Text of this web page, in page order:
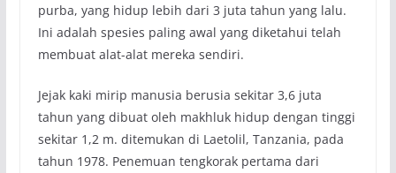
purba, yang hidup lebih dari 3 juta tahun yang lalu.
Ini adalah spesies paling awal yang diketahui telah
membuat alat-alat mereka sendiri.
Jejak kaki mirip manusia berusia sekitar 3,6 juta
tahun yang dibuat oleh makhluk hidup dengan tinggi
sekitar 1,2 m. ditemukan di Laetolil, Tanzania, pada
tahun 1978. Penemuan tengkorak pertama dari